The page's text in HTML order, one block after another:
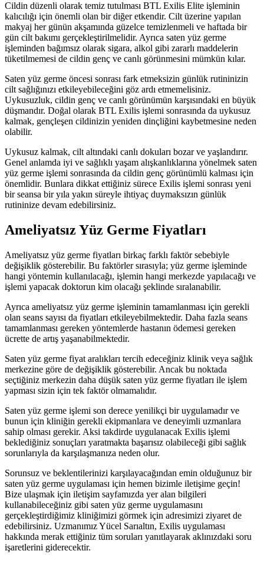
Cildin düzenli olarak temiz tutulması BTL Exilis Elite işleminin
kalıcılığı için önemli olan bir diğer etkendir. Cilt üzerine yapılan
makyaj her günün akşamında güzelce temizlenmeli ve haftada bir
gün cilt bakımı gerçekleştirilmelidir. Ayrıca saten yüz germe
işleminden bağımsız olarak sigara, alkol gibi zararlı maddelerin
tüketilmemesi de cildin genç ve canlı görünmesini mümkün kılar.
Saten yüz germe öncesi sonrası fark etmeksizin günlük rutininizin
cilt sağlığınızı etkileyebileceğini göz ardı etmemelisiniz.
Uykusuzluk, cildin genç ve canlı görünümün karşısındaki en büyük
düşmandır. Doğal olarak BTL Exilis işlemi sonrasında da uykusuz
kalmak, gençleşen cildinizin yeniden dinçliğini kaybetmesine neden
olabilir.
Uykusuz kalmak, cilt altındaki canlı dokuları bozar ve yaşlandırır.
Genel anlamda iyi ve sağlıklı yaşam alışkanlıklarına yönelmek saten
yüz germe işlemi sonrasında da cildin genç görünümlü kalması için
önemlidir. Bunlara dikkat ettiğiniz sürece Exilis işlemi sonrası yeni
bir seansa bir yıla yakın süreyle ihtiyaç duymaksızın günlük
rutininize devam edebilirsiniz.
Ameliyatsız Yüz Germe Fiyatları
Ameliyatsız yüz germe fiyatları birkaç farklı faktör sebebiyle
değişiklik gösterebilir. Bu faktörler sırasıyla; yüz germe işleminde
hangi yöntemin kullanılacağı, işlemin hangi merkezde yapılacağı ve
işlemi yapacak doktorun kim olacağı şeklinde sıralanabilir.
Ayrıca ameliyatsız yüz germe işleminin tamamlanması için gerekli
olan seans sayısı da fiyatları etkileyebilmektedir. Daha fazla seans
tamamlanması gereken yöntemlerde hastanın ödemesi gereken
ücrette de artış yaşanabilmektedir.
Saten yüz germe fiyat aralıkları tercih edeceğiniz klinik veya sağlık
merkezine göre de değişiklik gösterebilir. Ancak bu noktada
seçtiğiniz merkezin daha düşük saten yüz germe fiyatları ile işlem
yapması sizin için tek faktör olmamalıdır.
Saten yüz germe işlemi son derece yenilikçi bir uygulamadır ve
bunun için kliniğin gerekli ekipmanlara ve deneyimli uzmanlara
sahip olması gerekir. Aksi takdirde uygulanacak Exilis işlemi
beklediğiniz sonuçları yaratmakta başarısız olabileceği gibi sağlık
sorunlarıyla da karşılaşmanıza neden olur.
Sorunsuz ve beklentilerinizi karşılayacağından emin olduğunuz bir
saten yüz germe uygulaması için hemen bizimle iletişime geçin!
Bize ulaşmak için iletişim sayfamızda yer alan bilgileri
kullanabileceğiniz gibi saten yüz germe uygulamasını
gerçekleştirdiğimiz kliniğimizi görmek için adresimizi ziyaret de
edebilirsiniz. Uzmanımız Yücel Sarıaltın, Exilis uygulaması
hakkında merak ettiğiniz tüm soruları yanıtlayarak aklınızdaki soru
işaretlerini giderecektir.